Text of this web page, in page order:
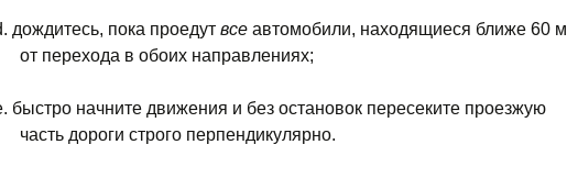
дождитесь, пока проедут все автомобили, находящиеся ближе 60 м
от перехода в обоих направлениях;
быстро начните движения и без остановок пересеките проезжую
часть дороги строго перпендикулярно.